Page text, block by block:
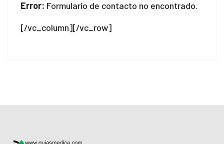
Error: Formulario de contacto no encontrado.
[/vc_column][/vc_row]